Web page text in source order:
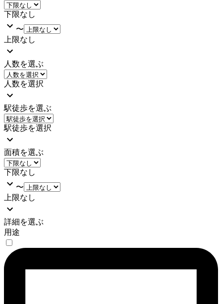
下限なし
〜
上限なし
人数を選ぶ
人数を選択
駅徒歩を選ぶ
駅徒歩を選択
面積を選ぶ
下限なし
〜
上限なし
詳細を選ぶ
用途